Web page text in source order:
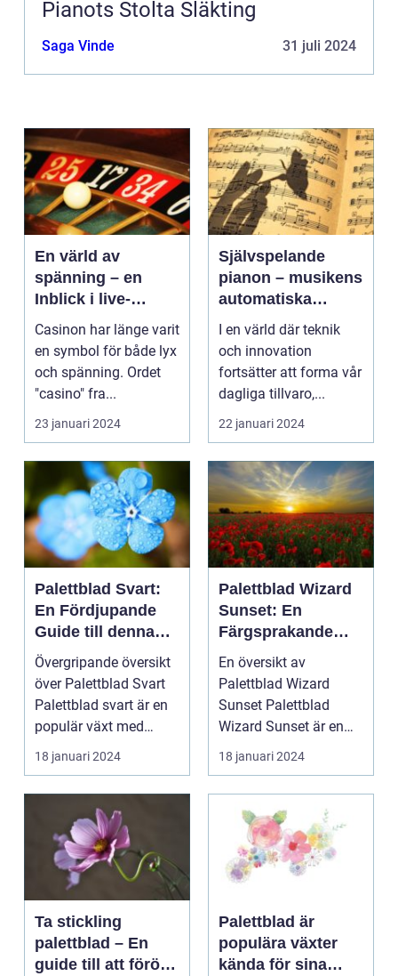
Pianots Stolta Släkting
Saga Vinde 31 juli 2024
En värld av
spänning – en
Inblick i live-
casino
Casinon har länge varit
en symbol för både lyx
och spänning. Ordet
"casino" fra...
23 januari 2024
Självspelande
pianon – musikens
automatiska
framtid
I en värld där teknik
och innovation
fortsätter att forma vår
dagliga tillvaro,...
22 januari 2024
Palettblad Svart:
En Fördjupande
Guide till denna
Mörka Skönhet
Övergripande översikt
över Palettblad Svart
Palettblad svart är en
populär växt med
mörka, djupt fär...
18 januari 2024
Palettblad Wizard
Sunset: En
Färgsprakande
Skatt för
Trädgårdsentusias
ter
En översikt av
Palettblad Wizard
Sunset Palettblad
Wizard Sunset är en
färgstark och charmig
växt s...
18 januari 2024
Ta stickling
palettblad – En
guide till att föröka
Palettblad är
populära växter
kända för sina